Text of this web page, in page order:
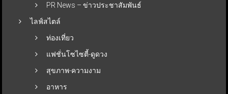
PR News – ข่าวประชาสัมพันธ์
ไลฟ์สไตล์
ท่องเที่ยว
แฟชั่นโซไซตี้-ดูดวง
สุขภาพ-ความงาม
อาหาร